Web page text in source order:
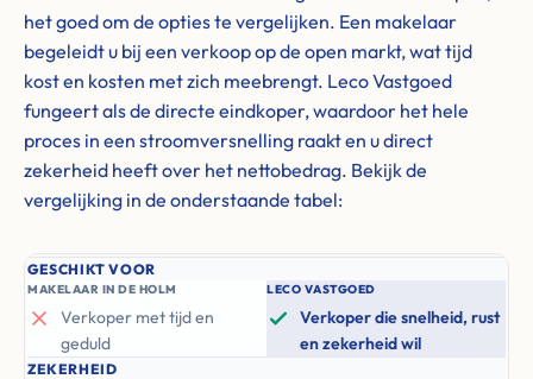
het goed om de opties te vergelijken. Een makelaar
begeleidt u bij een verkoop op de open markt, wat tijd
kost en kosten met zich meebrengt. Leco Vastgoed
fungeert als de directe eindkoper, waardoor het hele
proces in een stroomversnelling raakt en u direct
zekerheid heeft over het nettobedrag. Bekijk de
vergelijking in de onderstaande tabel:
GESCHIKT VOOR
MAKELAAR IN DE HOLM
Verkoper met tijd en
geduld
LECO VASTGOED
Verkoper die snelheid, rust
en zekerheid wil
ZEKERHEID